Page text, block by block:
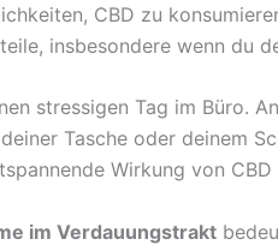
CBD zu
insbesondere wenn du
stressigen Tag im Büro.
Tasche oder deinem
Wirkung von
im Verdauungstrakt